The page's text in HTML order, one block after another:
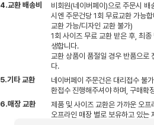
4.교환 배송비
비회원(네이버페이)으로 주문시
시엔 주문건당 1회 무료교환 가능
교환 가능/디자인 교환 불가)
1회 사이즈 무료 교환 받은 후, 최
생합니다.
교환 상품이 품절일 경우 반품으로
다.
5.기타 교환
네이버페이 주문건은 대리접수 불
환접수 진행해주셔야 하며, 구매확
6.매장 교환
제품 및 사이즈 교환은 가까운 오
오프라인 매장 별로 보유하고 있는